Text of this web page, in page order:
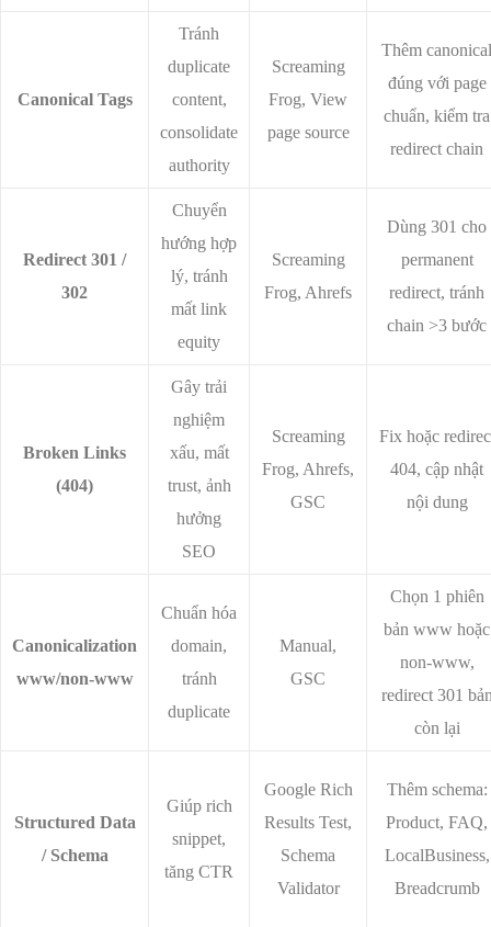
Canonical Tags
Tránh
duplicate
content,
consolidate
authority
Screaming
Frog, View
page source
Thêm canonical
đúng với page
chuẩn, kiểm tra
redirect chain
Redirect 301 /
302
Chuyển
hướng hợp
lý, tránh
mất link
equity
Screaming
Frog, Ahrefs
Dùng 301 cho
permanent
redirect, tránh
chain >3 bước
Broken Links
(404)
Gây trải
nghiệm
xấu, mất
trust, ảnh
hưởng
SEO
Screaming
Frog, Ahrefs,
GSC
Fix hoặc
404, cập nhật
nội dung
Canonicalization
www/non-www
Chuẩn hóa
domain,
tránh
duplicate
Manual,
GSC
Chọn 1 phiên
bản www hoặc
non-www,
redirect 301
còn lại
Structured Data
/ Schema
Giúp rich
snippet,
tăng CTR
Google Rich
Results Test,
Schema
Validator
Thêm schema:
Product, FAQ,
LocalBusiness,
Breadcrumb